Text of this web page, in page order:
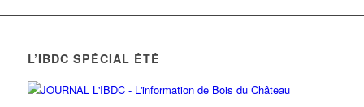
L’IBDC SPÉCIAL ÉTÉ